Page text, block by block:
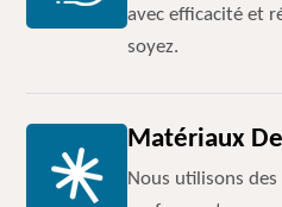
avec efficacité et
soyez.
Matériaux
Nous utilisons